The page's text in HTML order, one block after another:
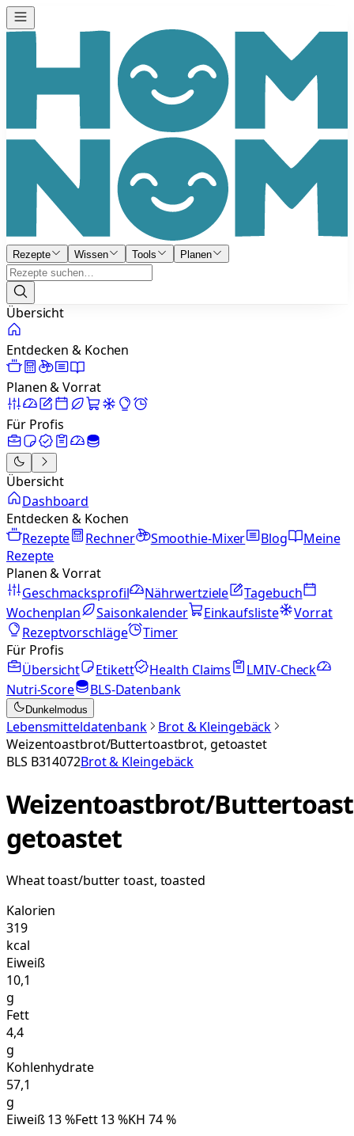
Rezepte Wissen Tools Planen
Übersicht
Entdecken & Kochen
Planen & Vorrat
Für Profis
Übersicht
Dashboard
Entdecken & Kochen
Rezepte
Rechner Smoothie-Mixer Blog
Meine
Rezepte
Planen & Vorrat
Geschmacksprofil
Nährwertziele
Tagebuch
Wochenplan
Saisonkalender Einkaufsliste
Vorrat
Rezeptvorschläge
Timer
Für Profis
Übersicht
Etikett Health Claims
LMIV-Check
Nutri-Score
BLS-Datenbank
Dunkelmodus
Lebensmitteldatenbank
Brot & Kleingebäck
Weizentoastbrot/Buttertoastbrot, getoastet
BLS B314072Brot & Kleingebäck
Weizentoastbrot/
getoastet
Wheat toast/butter toast, toasted
Kalorien
319
kcal
Eiweiß
10,1
g
Fett
4,4
g
Kohlenhydrate
57,1
g
Eiweiß13%Fett13%KH 74%